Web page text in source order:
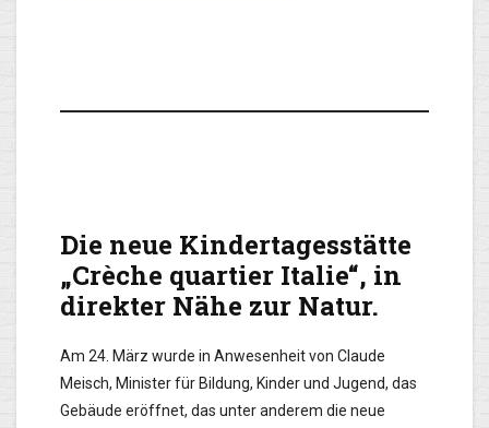
Die neue Kindertagesstätte
„Crèche quartier Italie“, in
direkter Nähe zur Natur.
Am 24. März wurde in Anwesenheit von Claude
Meisch, Minister für Bildung, Kinder und Jugend, das
Gebäude eröffnet, das unter anderem die neue